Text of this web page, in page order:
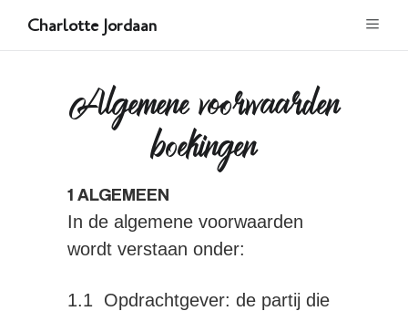
Charlotte Jordaan
Algemene voorwaarden
boekingen
1 ALGEMEEN
In de algemene voorwaarden
wordt verstaan onder:
1.1 Opdrachtgever: de partij die